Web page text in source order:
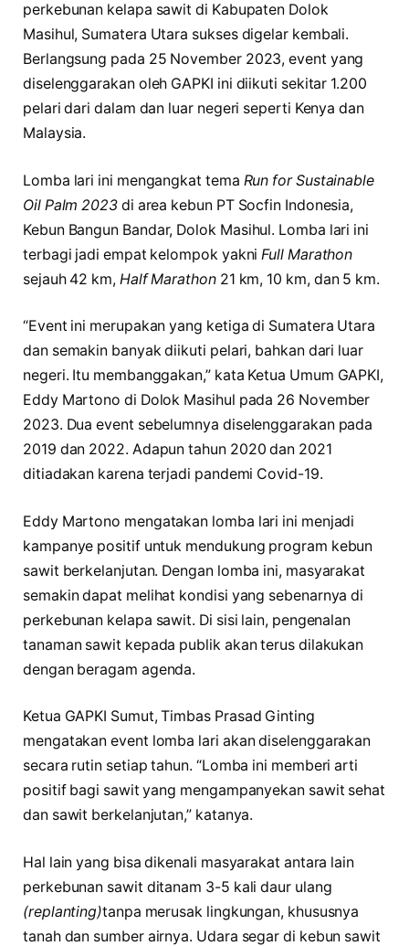
perkebunan kelapa sawit di Kabupaten Dolok
Masihul, Sumatera Utara sukses digelar kembali.
Berlangsung pada 25 November 2023, event yang
diselenggarakan oleh GAPKI ini diikuti sekitar 1.200
pelari dari dalam dan luar negeri seperti Kenya dan
Malaysia.
Lomba lari ini mengangkat tema Run for Sustainable
Oil Palm 2023di area kebun PT Socfin Indonesia,
Kebun Bangun Bandar, Dolok Masihul. Lomba lari ini
terbagi jadi empat kelompok yakni Full Marathon
sejauh 42 km, Half Marathon21 km, 10 km, dan 5 km.
“Event ini merupakan yang ketiga di Sumatera Utara
dan semakin banyak diikuti pelari, bahkan dari luar
negeri. Itu membanggakan,” kata Ketua Umum GAPKI,
Eddy Martono di Dolok Masihul pada 26 November
2023. Dua event sebelumnya diselenggarakan pada
2019 dan 2022. Adapun tahun 2020 dan 2021
ditiadakan karena terjadi pandemi Covid-19.
Eddy Martono mengatakan lomba lari ini menjadi
kampanye positif untuk mendukung program kebun
sawit berkelanjutan. Dengan lomba ini, masyarakat
semakin dapat melihat kondisi yang sebenarnya di
perkebunan kelapa sawit. Di sisi lain, pengenalan
tanaman sawit kepada publik akan terus dilakukan
dengan beragam agenda.
Ketua GAPKI Sumut, Timbas Prasad Ginting
mengatakan event lomba lari akan diselenggarakan
secara rutin setiap tahun. “Lomba ini memberi arti
positif bagi sawit yang mengampanyekan sawit sehat
dan sawit berkelanjutan,” katanya.
Hal lain yang bisa dikenali masyarakat antara lain
perkebunan sawit ditanam 3-5 kali daur ulang
(replanting)tanpa merusak lingkungan, khususnya
tanah dan sumber airnya. Udara segar di kebun sawit